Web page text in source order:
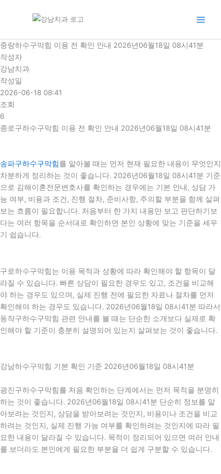
로
건
너
뛰
기
중랑하수구막힘 이용 전 확인 안내 2026년06월18일 08시41분
작성자
강남치과
작성일
2026-06-18 08:41
조회
6
종로구하수구막힘 이용 전 확인 안내 2026년06월18일 08시41분
송파구하수구막힘를 알아볼 때는 먼저 현재 필요한 내용이 무엇인지
차분하게 정리하는 것이 좋습니다. 2026년06월18일 08시41분 기준
으로 김해이혼전문변호사를 확인하는 경우에는 기본 안내, 상담 가
능 여부, 비용과 조건, 진행 절차, 준비사항, 주의할 부분을 함께 살펴
보는 흐름이 필요합니다. 처음부터 한 가지 내용만 보고 판단하기보
다는 여러 항목을 순서대로 확인하면 본인 상황에 맞는 기준을 세우
기 쉽습니다.
구로하수구막힘는 이용 목적과 상황에 따라 확인해야 할 항목이 달
라질 수 있습니다. 빠른 상담이 필요한 경우도 있고, 조건을 비교해
야 하는 경우도 있으며, 실제 진행 전에 필요한 자료나 절차를 먼저
확인해야 하는 경우도 있습니다. 2026년06월18일 08시41분 따라서
동작구하수구막힘 관련 안내를 볼 때는 단순한 소개보다 실제로 확
인해야 할 기준이 충분히 설명되어 있는지 살펴보는 것이 좋습니다.
강남하수구막힘 기본 확인 기준 2026년06월18일 08시41분
광진구하수구막힘를 처음 확인하는 단계에서는 먼저 목적을 분명히
하는 것이 좋습니다. 2026년06월18일 08시41분 단순히 정보를 알
아보려는 것인지, 상담을 받아보려는 것인지, 비용이나 조건을 비교
하려는 것인지, 실제 진행 가능 여부를 확인하려는 것인지에 따라 필
요한 내용이 달라질 수 있습니다. 목적이 정리되어 있으면 여러 안내
를 보더라도 본인에게 필요한 부분을 더 쉽게 구분할 수 있습니다.